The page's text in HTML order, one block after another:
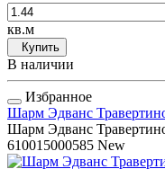
кв.м
Купить
В наличии
Избранное
Шарм Эдванс
Шарм Эдванс
610015000585 New